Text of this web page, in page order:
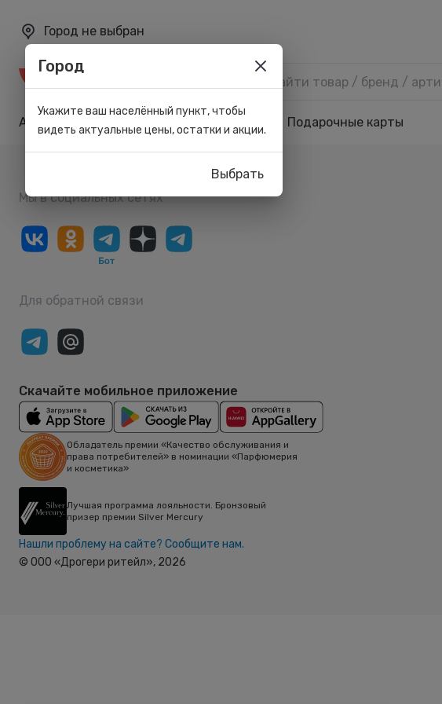
Город не выбран
Акции Карта лояльности Подарочные карты
Мы в социальных сетях
Для обратной связи
Скачайте мобильное приложение
Обладатель премии «Качество обслуживания и
права потребителей» в номинации «Парфюмерия
и косметика»
Лучшая программа лояльности. Бронзовый
призер премии Silver Mercury
Нашли проблему на сайте? Сообщите нам.
© ООО «Дрогери ритейл», 2026
Город
Укажите ваш населённый пункт, чтобы
видеть актуальные цены, остатки и акции.
Выбрать